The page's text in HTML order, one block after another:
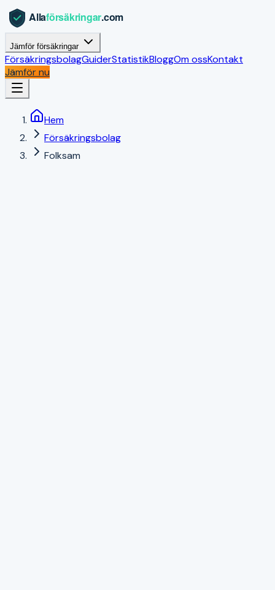
Jämför försäkringar
FörsäkringsbolagGuiderStatistikBloggOm ossKontakt
Jämför nu
Hem
Försäkringsbolag
Folksam